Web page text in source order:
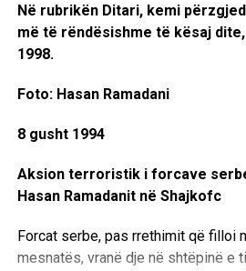
mbarëvajtjen e punimeve të
Arian Tahiri: LVV po refuzon
deklaroi se dita e sotme përbën një
vendin, duke theksuar se që nga
cenuar rëndë rendi kushtetues.
LVV ka vota për ta zgjedhur
propozojnë emër dhe provojnë që
Në rubrikën Ditari, kemi
më të rëndësishme të kësaj
1998.
Foto: Hasan Ramadani
8 gusht 1994
Aksion terroristik i forcave
Hasan Ramadanit në Shajkofc
Forcat serbe, pas rrethimit që filloi
mesnatës, vranë dje në shtëpinë e